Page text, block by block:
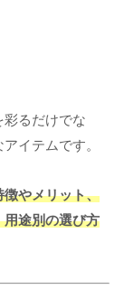
彩るだけでな
イテムです。
やメリット、
途別の選び方